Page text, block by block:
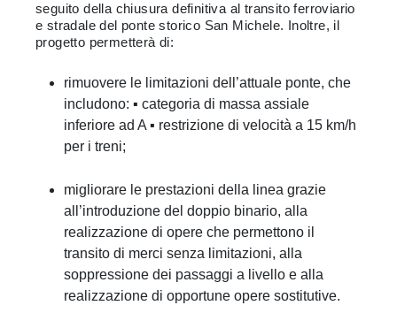
seguito della chiusura definitiva al transito ferroviario
e stradale del ponte storico San Michele. Inoltre, il
progetto permetterà di:
rimuovere le limitazioni dell’attuale ponte, che
includono: ▪ categoria di massa assiale
inferiore ad A ▪ restrizione di velocità a 15 km/h
per i treni;
migliorare le prestazioni della linea grazie
all’introduzione del doppio binario, alla
realizzazione di opere che permettono il
transito di merci senza limitazioni, alla
soppressione dei passaggi a livello e alla
realizzazione di opportune opere sostitutive.